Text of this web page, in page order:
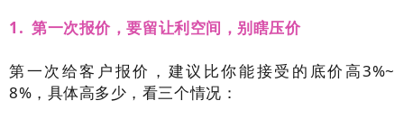
1. 第一次报价，要留让利空间，别瞎压价
第一次给客户报价，建议比你能接受的底价高3%~
8%，具体高多少，看三个情况：